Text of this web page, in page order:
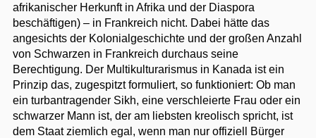
afrikanischer Herkunft in Afrika und der Diaspora
beschäftigen) – in Frankreich nicht. Dabei hätte das
angesichts der Kolonialgeschichte und der großen Anzahl
von Schwarzen in Frankreich durchaus seine
Berechtigung. Der Multikulturarismus in Kanada ist ein
Prinzip das, zugespitzt formuliert, so funktioniert: Ob man
ein turbantragender Sikh, eine verschleierte Frau oder ein
schwarzer Mann ist, der am liebsten kreolisch spricht, ist
dem Staat ziemlich egal, wenn man nur offiziell Bürger